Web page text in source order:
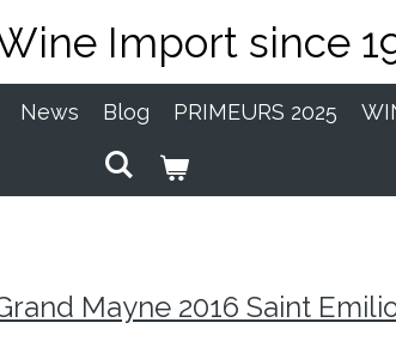
Import since
News Blog PRIMEURS 2025
Mayne 2016 Saint